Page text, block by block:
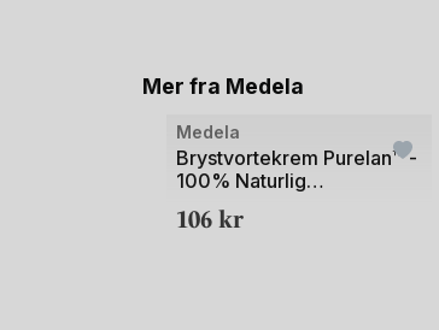
Mer fra Medela
Bilde
av
Medela
Brystvortekrem Purelan™ -
100% Naturlig
Lanolinkrem - 37g
106kr